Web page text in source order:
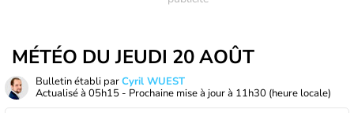
MÉTÉO DU JEUDI 20 AOÛT
Bulletin établi parCyril WUEST
Actualisé à 05h15 - Prochaine mise à jour à 11h30 (heure locale)